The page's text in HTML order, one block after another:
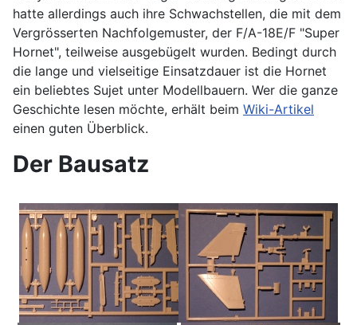
hatte allerdings auch ihre Schwachstellen, die mit dem
Vergrösserten Nachfolgemuster, der F/A-18E/F "Super
Hornet", teilweise ausgebügelt wurden. Bedingt durch
die lange und vielseitige Einsatzdauer ist die Hornet
ein beliebtes Sujet unter Modellbauern. Wer die ganze
Geschichte lesen möchte, erhält beim Wiki-Artikel
einen guten Überblick.
Der Bausatz